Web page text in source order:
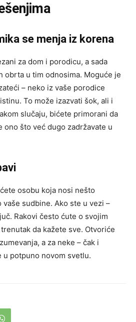
se menja iz korena
za dom i porodicu, a sada
obrta u tim odnosima. Moguće je
– neko iz vaše porodice
To može izazvati šok, ali i
slučaju, bićete primorani da
ono što već dugo zadržavate u
osobu koja nosi nešto
vaše sudbine. Ako ste u vezi –
Rakovi često ćute o svojim
da kažete sve. Otvoriće
a za neke – čak i
u potpuno novom svetlu.